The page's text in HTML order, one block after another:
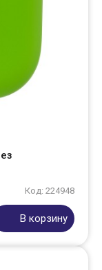
Код: 224948
В корзину